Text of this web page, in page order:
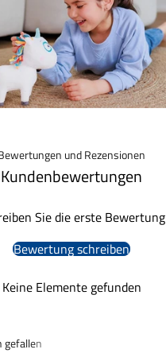
und Rezensionen
Kundenbewertungen
Sie die erste Bewertung
Bewertung schreiben
Keine Elemente gefunden